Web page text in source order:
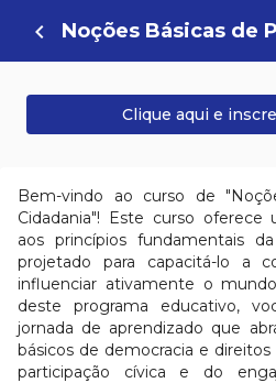
navigate_before
Clique aqui e
Bem-vindo ao curso de
Cidadania"! Este curso oferece
aos princípios fundamentais
projetado para capacitá-lo a
influenciar ativamente o
deste programa educativo,
jornada de aprendizado que
básicos de democracia e
participação cívica e do